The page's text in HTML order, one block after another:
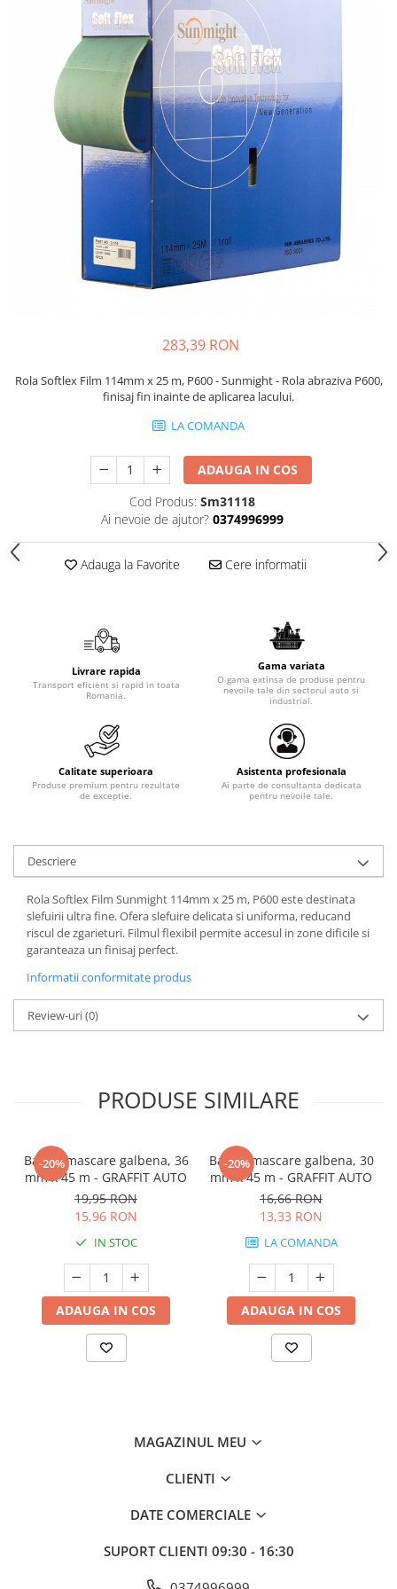
Protectie piele
Protectie vizuala
Sisteme si pahare PPS
Pahare de amestec
Curatare
283,39 RON
Rola Softlex Film 114mm x 25 m, P600 - Sunmight - Rola abraziva P600,
finisaj fin inainte de aplicarea lacului.
LA COMANDA
ADAUGA IN COS
Cod Produs: Sm31118
Ai nevoie de ajutor? 0374996999
Adauga la Favorite Cere informatii
Livrare rapida
Transport eficient si rapid in toata
Romania.
Gama variata
O gama extinsa de produse pentru
nevoile tale din sectorul auto si
industrial.
Calitate superioara
Produse premium pentru rezultate
de exceptie.
Asistenta profesionala
Ai parte de consultanta dedicata
pentru nevoile tale.
Descriere
Rola Softlex Film Sunmight 114mm x 25 m, P600 este destinata
slefuirii ultra fine. Ofera slefuire delicata si uniforma, reducand
riscul de zgarieturi. Filmul flexibil permite accesul in zone dificile si
garanteaza un finisaj perfect.
Informatii conformitate produs
Review-uri(0)
PRODUSE SIMILARE
-20%
Banda mascare galbena, 36
mm x 45 m - GRAFFIT AUTO
19,95 RON
15,96 RON
IN STOC
ADAUGA IN COS
-20%
Banda mascare galbena, 30
mm x 45 m - GRAFFIT AUTO
16,66 RON
13,33 RON
LA COMANDA
ADAUGA IN COS
MAGAZINUL MEU
CLIENTI
DATE COMERCIALE
SUPORT CLIENTI 09:30 - 16:30